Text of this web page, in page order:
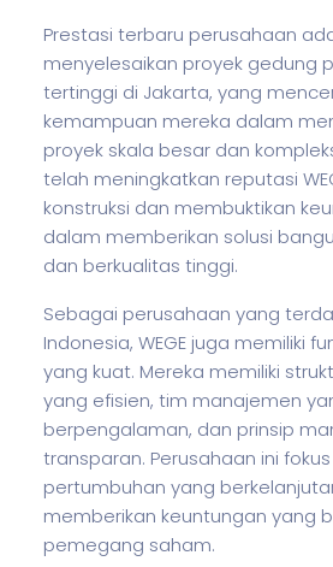
Prestasi terbaru perusahaan
menyelesaikan proyek gedung
tertinggi di Jakarta, yang
kemampuan mereka dalam
proyek skala besar dan
telah meningkatkan reputasi
konstruksi dan membuktikan
dalam memberikan solusi
dan berkualitas tinggi.
Sebagai perusahaan yang
Indonesia, WEGE juga memiliki
yang kuat. Mereka memiliki
yang efisien, tim manajemen
berpengalaman, dan prinsip
transparan. Perusahaan ini
pertumbuhan yang
memberikan keuntungan yang
pemegang saham.